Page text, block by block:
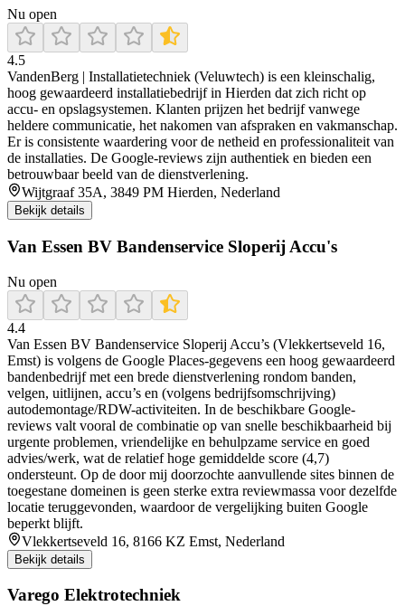
Nu open
4.5
VandenBerg | Installatietechniek (Veluwtech) is een kleinschalig,
hoog gewaardeerd installatiebedrijf in Hierden dat zich richt op
accu‑ en opslagsystemen. Klanten prijzen het bedrijf vanwege
heldere communicatie, het nakomen van afspraken en vakmanschap.
Er is consistente waardering voor de netheid en professionaliteit van
de installaties. De Google‑reviews zijn authentiek en bieden een
betrouwbaar beeld van de dienstverlening.
Wijtgraaf 35A, 3849 PM Hierden, Nederland
Bekijk details
Van Essen BV Bandenservice Sloperij Accu's
Nu open
4.4
Van Essen BV Bandenservice Sloperij Accu’s (Vlekkertseveld 16,
Emst) is volgens de Google Places-gegevens een hoog gewaardeerd
bandenbedrijf met een brede dienstverlening rondom banden,
velgen, uitlijnen, accu’s en (volgens bedrijfsomschrijving)
autodemontage/RDW-activiteiten. In de beschikbare Google-
reviews valt vooral de combinatie op van snelle beschikbaarheid bij
urgente problemen, vriendelijke en behulpzame service en goed
advies/werk, wat de relatief hoge gemiddelde score (4,7)
ondersteunt. Op de door mij doorzochte aanvullende sites binnen de
toegestane domeinen is geen sterke extra reviewmassa voor dezelfde
locatie teruggevonden, waardoor de vergelijking buiten Google
beperkt blijft.
Vlekkertseveld 16, 8166 KZ Emst, Nederland
Bekijk details
Varego Elektrotechniek